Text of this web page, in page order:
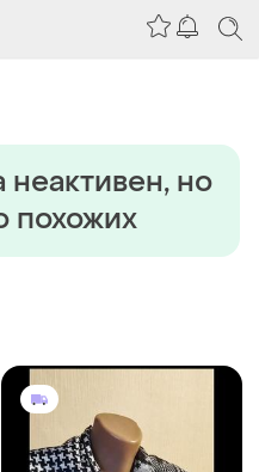
неактивен, но
похожих